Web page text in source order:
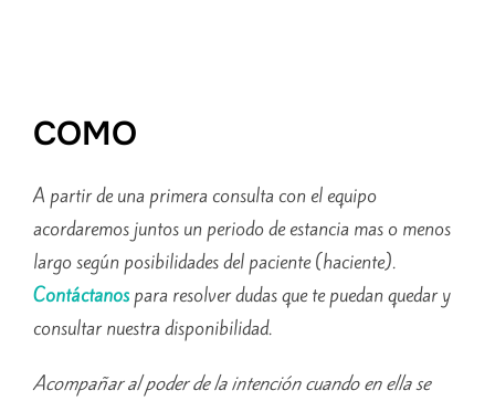
COMO
A partir de una primera consulta con el equipo
acordaremos juntos un periodo de estancia mas o menos
largo según posibilidades del paciente (haciente).
Contáctanos para resolver dudas que te puedan quedar y
consultar nuestra disponibilidad.
Acompañar al poder de la intención cuando en ella se